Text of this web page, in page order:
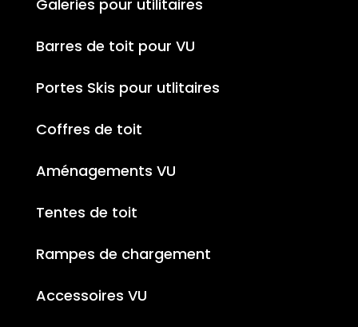
Galeries pour utilitaires
Barres de toit pour VU
Portes Skis pour utlitaires
Coffres de toit
Aménagements VU
Tentes de toit
Rampes de chargement
Accessoires VU